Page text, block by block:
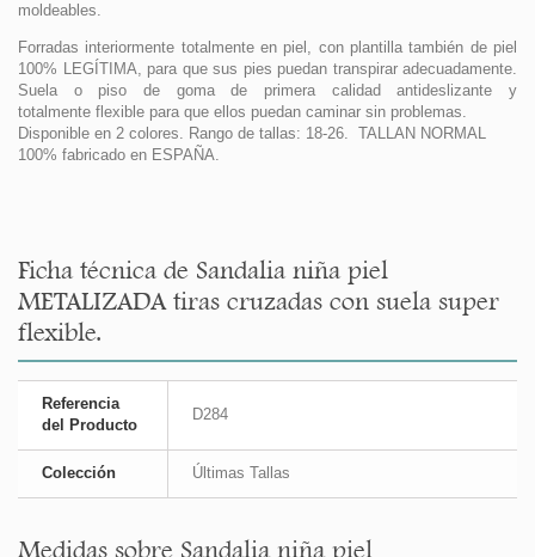
moldeables.
Forradas interiormente totalmente en piel, con plantilla también de piel
100% LEGÍTIMA, para que sus pies puedan transpirar adecuadamente.
Suela o piso de goma de primera calidad antideslizante y
totalmente flexible para que ellos puedan caminar sin problemas.
Disponible en 2 colores. Rango de tallas: 18-26. TALLAN NORMAL
100% fabricado en ESPAÑA.
Ficha técnica de Sandalia niña piel
METALIZADA tiras cruzadas con suela super
flexible.
Referencia
del Producto
D284
Colección Últimas Tallas
Medidas sobre Sandalia niña piel